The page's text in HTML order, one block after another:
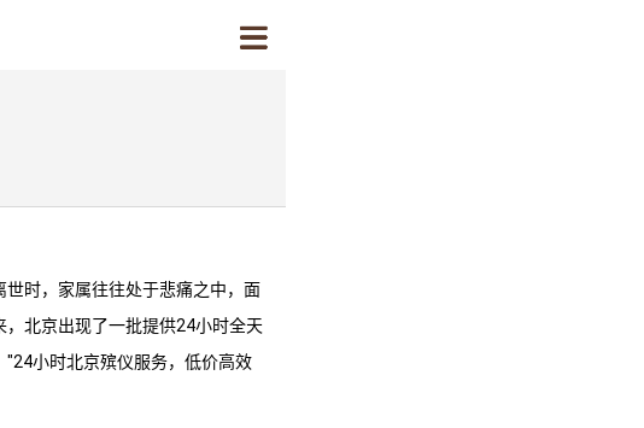
时，家属往往处于悲痛之中，面
北京出现了一批提供24小时全天
"24小时北京殡仪服务，低价高效